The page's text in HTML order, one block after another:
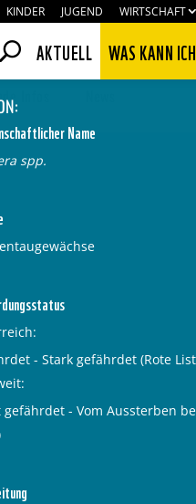
KINDER JUGEND WIRTSCHAFT
AKTUELL WAS KANN
Name
spp.
- Stark gefährdet (Rote
gefährdet - Vom Aussterben
Infos
Zustimmen